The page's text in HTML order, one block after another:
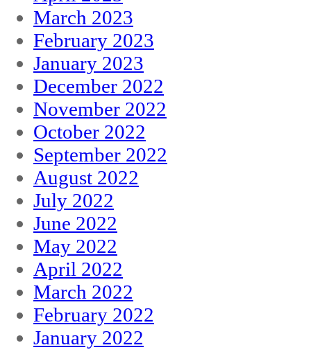
March 2023
February 2023
January 2023
December 2022
November 2022
October 2022
September 2022
August 2022
July 2022
June 2022
May 2022
April 2022
March 2022
February 2022
January 2022